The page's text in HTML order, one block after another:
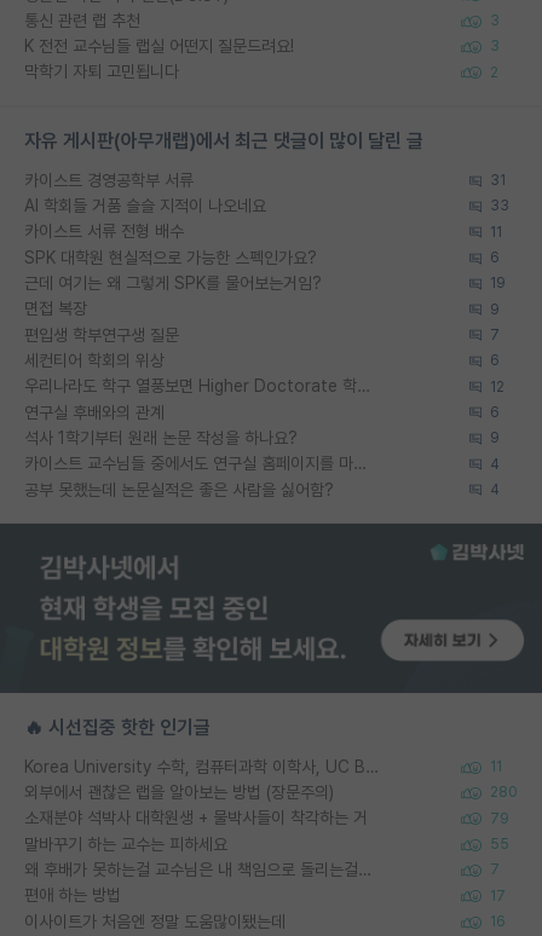
통신 관련 랩 추천 3
K 전전 교수님들 랩실 어떤지 질문드려요! 3
막학기 자퇴 고민됩니다 2
자유 게시판(아무개랩)에서 최근 댓글이 많이 달린 글
카이스트 경영공학부 서류 31
AI 학회들 거품 슬슬 지적이 나오네요 33
카이스트 서류 전형 배수 11
SPK 대학원 현실적으로 가능한 스펙인가요? 6
근데 여기는 왜 그렇게 SPK를 물어보는거임? 19
면접 복장 9
편입생 학부연구생 질문 7
세컨티어 학회의 위상 6
우리나라도 학구 열풍보면 Higher Doctorate 학위가 필요하다고 봅니다. 12
연구실 후배와의 관계 6
석사 1학기부터 원래 논문 작성을 하나요? 9
카이스트 교수님들 중에서도 연구실 홈페이지를 마련 안 하신 분들이 계시던데 4
공부 못했는데 논문실적은 좋은 사람을 싫어함? 4
🔥 시선집중 핫한 인기글
Korea University 수학, 컴퓨터과학 이학사, UC Berkeley 산업공학 대학원 공학박사가 되는 것은 쉽지 않겠죠? 11
외부에서 괜찮은 랩을 알아보는 방법 (장문주의) 280
소재분야 석박사 대학원생 + 물박사들이 착각하는 거 79
말바꾸기 하는 교수는 피하세요 55
왜 후배가 못하는걸 교수님은 내 책임으로 돌리는걸까요? 7
편애 하는 방법 17
이사이트가 처음엔 정말 도움많이됐는데 16